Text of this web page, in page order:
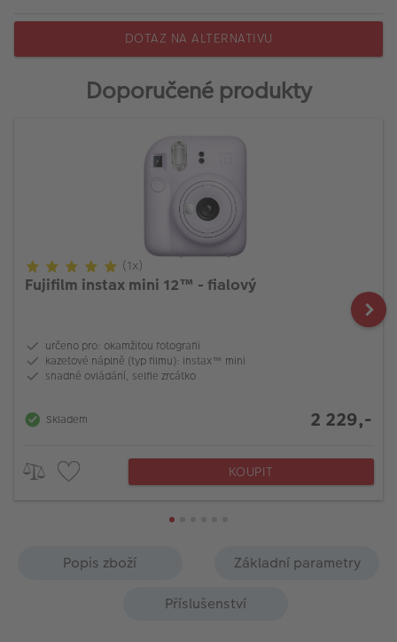
DOTAZ NA ALTERNATIVU
Doporučené produkty
(1x)
Fujifilm instax mini 12™ - fialový
určeno pro: okamžitou fotografii
kazetové náplně (typ filmu): instax™ mini
snadné ovládání, selfie zrcátko
Skladem 2 229,-
KOUPIT
Popis zboží
Základní parametry
Příslušenství